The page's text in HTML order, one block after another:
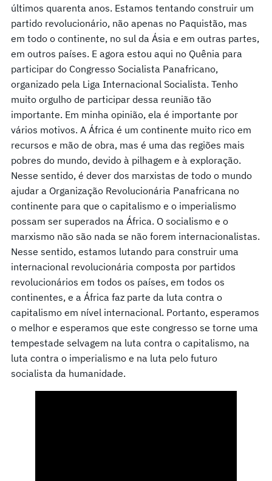
últimos quarenta anos. Estamos tentando construir um
partido revolucionário, não apenas no Paquistão, mas
em todo o continente, no sul da Ásia e em outras partes,
em outros países. E agora estou aqui no Quênia para
participar do Congresso Socialista Panafricano,
organizado pela Liga Internacional Socialista. Tenho
muito orgulho de participar dessa reunião tão
importante. Em minha opinião, ela é importante por
vários motivos. A África é um continente muito rico em
recursos e mão de obra, mas é uma das regiões mais
pobres do mundo, devido à pilhagem e à exploração.
Nesse sentido, é dever dos marxistas de todo o mundo
ajudar a Organização Revolucionária Panafricana no
continente para que o capitalismo e o imperialismo
possam ser superados na África. O socialismo e o
marxismo não são nada se não forem internacionalistas.
Nesse sentido, estamos lutando para construir uma
internacional revolucionária composta por partidos
revolucionários em todos os países, em todos os
continentes, e a África faz parte da luta contra o
capitalismo em nível internacional. Portanto, esperamos
o melhor e esperamos que este congresso se torne uma
tempestade selvagem na luta contra o capitalismo, na
luta contra o imperialismo e na luta pelo futuro
socialista da humanidade.